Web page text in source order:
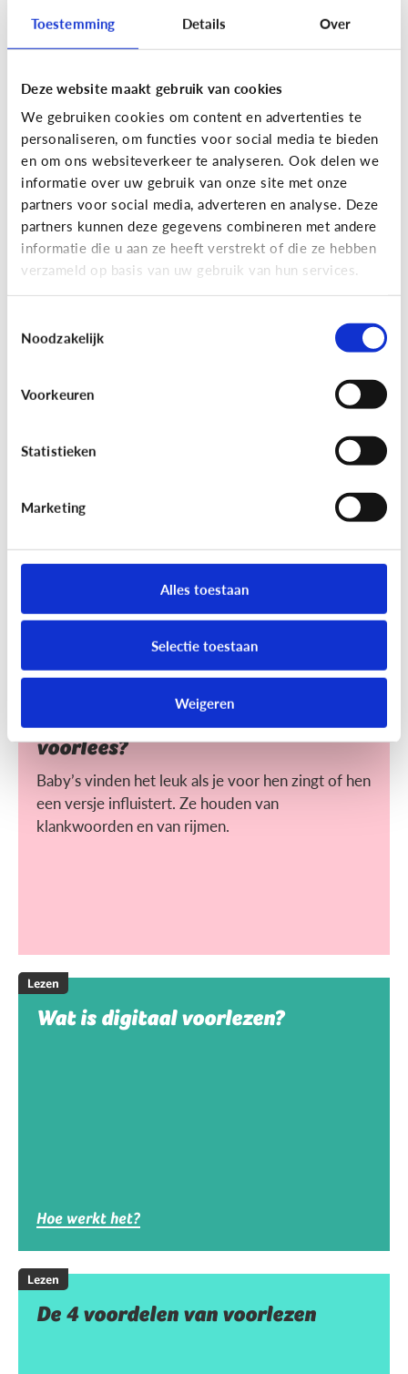
Toestemming Details Over
Deze website maakt gebruik van cookies
We gebruiken cookies om content en advertenties te
personaliseren, om functies voor social media te bieden
en om ons websiteverkeer te analyseren. Ook delen we
informatie over uw gebruik van onze site met onze
partners voor social media, adverteren en analyse. Deze
partners kunnen deze gegevens combineren met andere
informatie die u aan ze heeft verstrekt of die ze hebben
verzameld op basis van uw gebruik van hun services.
Noodzakelijk
Voorkeuren
Statistieken
Marketing
Alles toestaan
Selectie toestaan
Weigeren
Lees de 3 tips
Lezen
Mijn kind kan lezen, heeft het zin
dat ik nog voorlees?
Lezen
Voorlezen aan jonge kinderen zorgt ervoor dat ze
hen makkelijker?
Heeft het nut dat ik mijn baby
voorlees?
Baby’s vinden het leuk als je voor hen zingt of hen
een versje influistert. Ze houden van
klankwoorden en van rijmen.
Lezen
Wat is digitaal voorlezen?
Hoe werkt het?
Lezen
De 4 voordelen van voorlezen